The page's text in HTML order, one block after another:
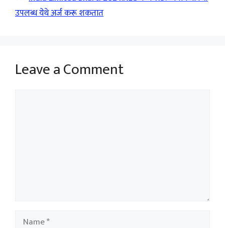
उपलब्ध येथे अर्ज करू शकतात
Leave a Comment
Name